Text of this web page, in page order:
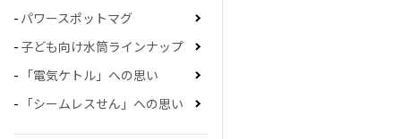
パワースポットマグ
子ども向け水筒ラインナップ
「電気ケトル」への思い
「シームレスせん」への思い